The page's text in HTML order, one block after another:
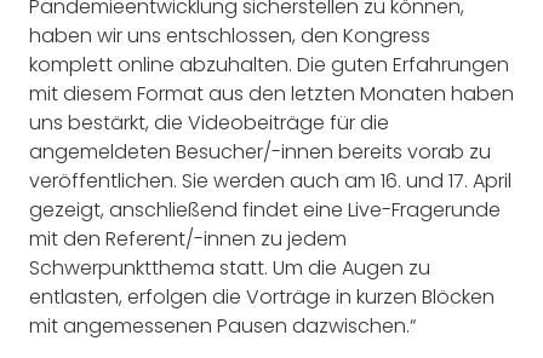
Pandemieentwicklung sicherstellen zu können,
haben wir uns entschlossen, den Kongress
komplett online abzuhalten. Die guten Erfahrungen
mit diesem Format aus den letzten Monaten haben
uns bestärkt, die Videobeiträge für die
angemeldeten Besucher/-innen bereits vorab zu
veröffentlichen. Sie werden auch am 16. und 17. April
gezeigt, anschließend findet eine Live-Fragerunde
mit den Referent/-innen zu jedem
Schwerpunktthema statt. Um die Augen zu
entlasten, erfolgen die Vorträge in kurzen Blöcken
mit angemessenen Pausen dazwischen.“